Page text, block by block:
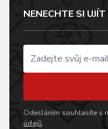
NENECHTE SI UJÍT
Odesláním souhlasíte s
údajů.